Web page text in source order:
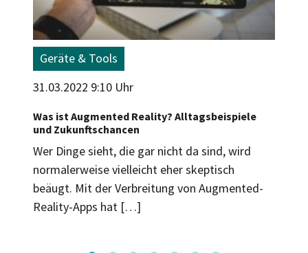
Geräte & Tools
31.03.2022 9:10 Uhr
Was ist Augmented Reality? Alltagsbeispiele
und Zukunftschancen
Wer Dinge sieht, die gar nicht da sind, wird
normalerweise vielleicht eher skeptisch
beäugt. Mit der Verbreitung von Augmented-
Reality-Apps hat […]